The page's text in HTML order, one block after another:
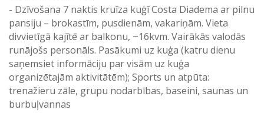
Dzīvošana 7 naktis kruīza kuģī Costa Diadema ar pilnu
pansiju – brokastīm, pusdienām, vakariņām. Vieta
divvietīgā kajītē ar balkonu, ~16kvm. Vairākās valodās
runājošs personāls. Pasākumi uz kuģa (katru dienu
saņemsiet informāciju par visām uz kuģa
organizētajām aktivitātēm); Sports un atpūta:
trenažieru zāle, grupu nodarbības, baseini, saunas un
burbuļvannas